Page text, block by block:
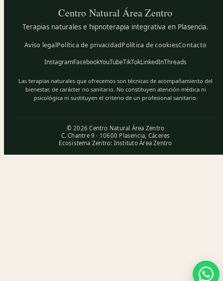
Centro NaturalÁrea Zentro
Terapias naturales e hipnoterapia integrativa en Plasencia.
Aviso legalPolítica de privacidadPolítica de cookiesContacto
InstagramFacebookYouTubeTikTokLinkedInThreads
Las terapias naturales que ofrecemos son técnicas de acompañamiento del
bienestar, de carácter no sanitario. No constituyen atención médica ni
psicológica ni sustituyen el criterio de un profesional sanitario.
© 2026 Centro Natural Área Zentro
C. Chantre 9 · 10600 Plasencia, Cáceres
Ecosistema Zentro: Instituto Área Zentro